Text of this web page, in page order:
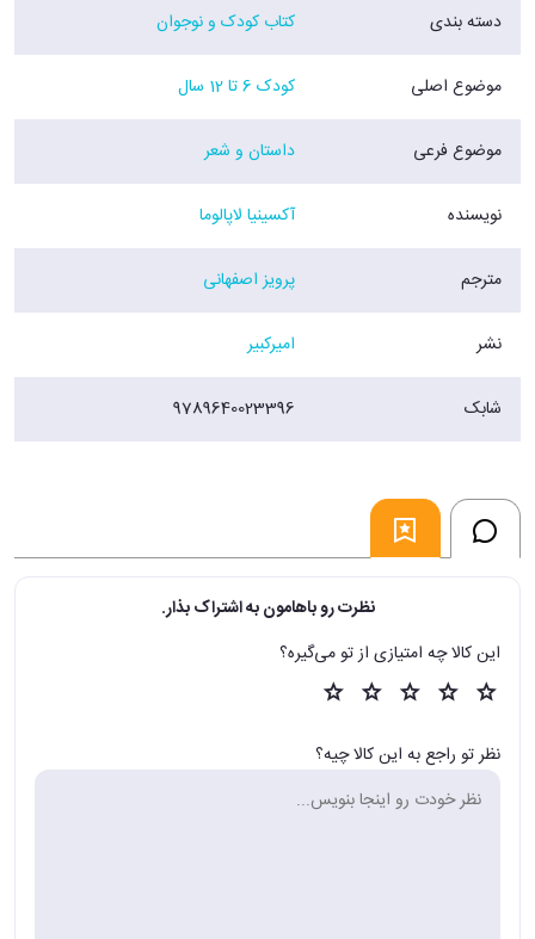
دسته بندی کتاب کودک و نوجوان
موضوع اصلی کودک 6 تا 12 سال
موضوع فرعی داستان و شعر
نویسنده آکسینیا لاپالوما
مترجم پرویز اصفهانی
نشر امیرکبیر
شابک 9789640023396
نظرت رو باهامون به اشتراک بذار.
این کالا چه امتیازی از تو می‌گیره؟
نظر تو راجع به این کالا چیه؟